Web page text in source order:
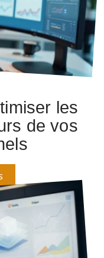
les
de vos